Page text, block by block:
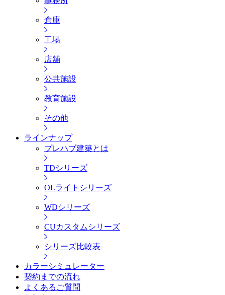
倉庫
工場
店舖
公共施設
教育施設
その他
ラインナップ
プレハブ建築とは
TDシリーズ
OLライトシリーズ
WDシリーズ
CUカスタムシリーズ
シリーズ比較表
カラーシミュレーター
契約までの流れ
よくあるご質問